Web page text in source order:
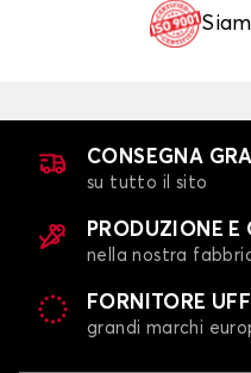
CONSEGNA
su tutto il sito
PRODUZIONE E
nella nostra
FORNITORE
grandi marchi